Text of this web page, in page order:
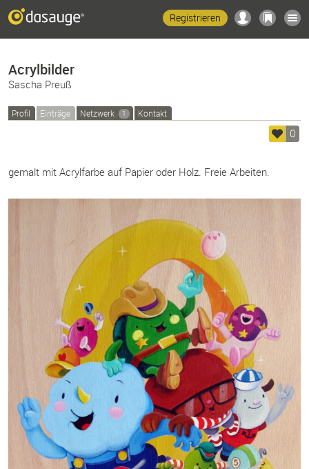
Registrieren
Acrylbilder
Sascha Preuß
Profil Einträge Netzwerk 1 Kontakt
0
gemalt mit Acrylfarbe auf Papier oder Holz. Freie Arbeiten.